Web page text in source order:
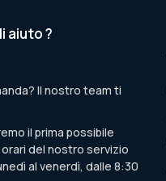
aiuto ?
Il nostro team ti
il prima possibile
del nostro servizio
al venerdì, dalle 8:30